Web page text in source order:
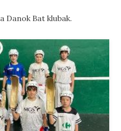
Danok Bat klubak.